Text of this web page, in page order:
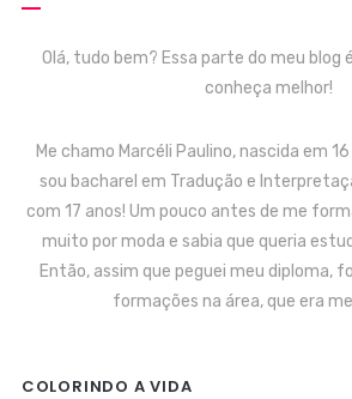
Olá, tudo bem? Essa parte do meu blog
conheça melhor!
Me chamo Marcéli Paulino, nascida em
sou bacharel em Tradução e
com 17 anos! Um pouco antes de me
muito por moda e sabia que queria
Então, assim que peguei meu diploma,
formações na área, que era
COLORINDO A VIDA